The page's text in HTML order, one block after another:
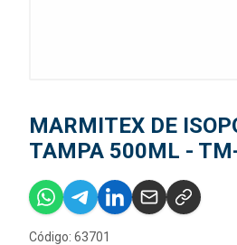
MARMITEX DE
TAMPA 500ML -
Código: 63701